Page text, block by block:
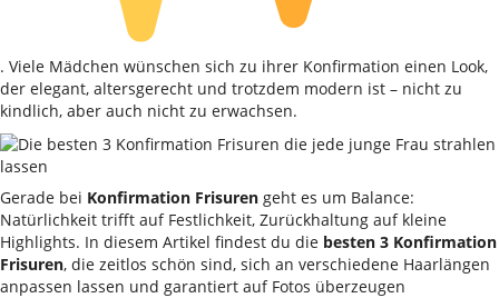
. Viele Mädchen wünschen sich zu ihrer Konfirmation einen Look,
der elegant, altersgerecht und trotzdem modern ist – nicht zu
kindlich, aber auch nicht zu erwachsen.
Gerade bei Konfirmation Frisuren geht es um Balance:
Natürlichkeit trifft auf Festlichkeit, Zurückhaltung auf kleine
Highlights. In diesem Artikel findest du die besten 3 Konfirmation
Frisuren, die zeitlos schön sind, sich an verschiedene Haarlängen
anpassen lassen und garantiert auf Fotos überzeugen